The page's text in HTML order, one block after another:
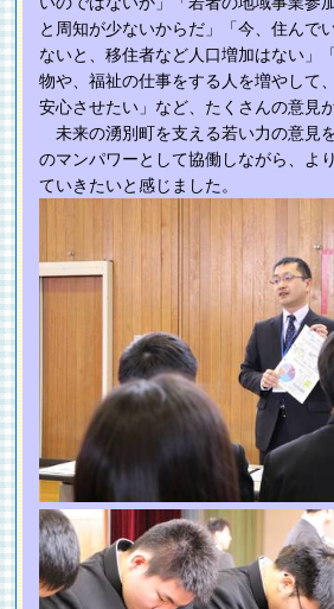
と周知が少ないからだ」「今、住んで
ないと、移住者など人口増加はない」
物や、福祉の仕事をする人を増やして
安心させたい」など、たくさんの意見
未来の湧別町を支える若い力の意見
のマンパワーとして協働しながら、よ
ていきたいと感じました。